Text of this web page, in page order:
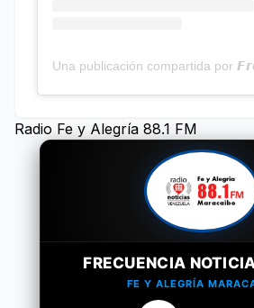
Radio Fe y Alegría 88.1 FM
FRECUENCIA
FE Y ALEGRÍA